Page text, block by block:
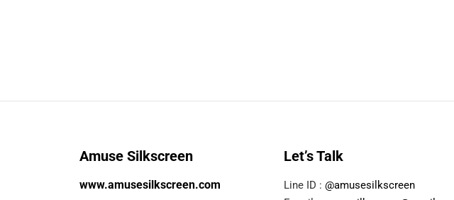
Amuse Silkscreen
www.amusesilkscreen.com
Let’s Talk
Line ID : @amusesilkscreen